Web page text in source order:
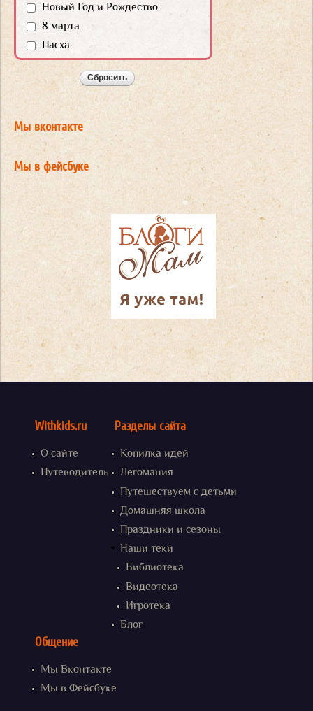
Новый Год и Рождество
8 марта
Пасха
Мы вконтакте
Мы в фейсбуке
Withkids.ru
О сайте
Путеводитель
Разделы сайта
Копилка идей
Легомания
Путешествуем с детьми
Домашняя школа
Праздники и сезоны
Наши теки
Библиотека
Видеотека
Игротека
Блог
Общение
Мы Вконтакте
Мы в Фейсбуке